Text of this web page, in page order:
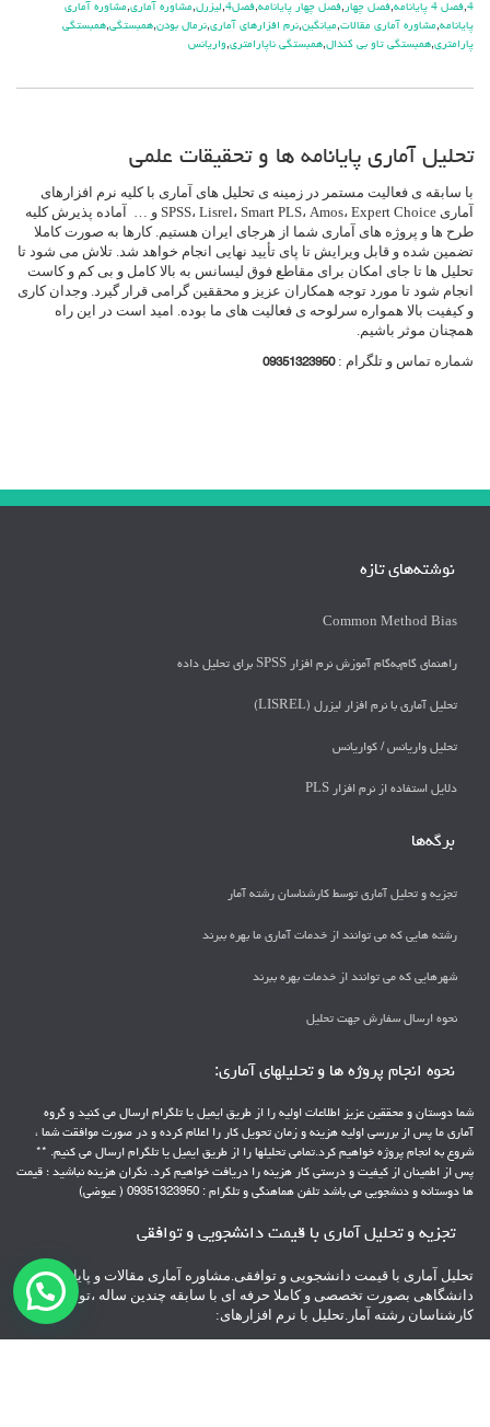
4
,فصل 4 پایانامه ,فصل چهار ,فصل چهار پایانامه,فصل4 ,لیزرل,مشاوره آماری,مشاوره آماری
پایانامه,مشاوره آماری مقالات,میانگین,نرم افزارهای آماری,نرمال بودن,همبستگی,همبستگی
پارامتری,همبستگی تاو بی کندال,همبستگی ناپارامتری,واریانس
تحلیل آماری پایانامه ها و تحقیقات علمی
با سابقه ی فعالیت مستمر در زمینه ی تحلیل های آماری با کلیه نرم افزارهای
آماری SPSS، Lisrel، Smart PLS، Amos، Expert Choice و … آماده پذیرش کلیه
طرح ها و پروژه های آماری شما از هرجای ایران هستیم. کارها به صورت کاملا
تضمین شده و قابل ویرایش تا پای تأیید نهایی انجام خواهد شد. تلاش می شود تا
تحلیل ها تا جای امکان برای مقاطع فوق لیسانس به بالا کامل و بی کم و کاست
انجام شود تا مورد توجه همکاران عزیز و محققین گرامی قرار گیرد. وجدان کاری
و کیفیت بالا همواره سرلوحه ی فعالیت های ما بوده. امید است در این راه
همچنان موثر باشیم.
شماره تماس و تلگرام :09351323950
نوشته‌های تازه
Common Method Bias
راهنمای گام‌به‌گام آموزش نرم افزار SPSS برای تحلیل داده
تحلیل آماری با نرم افزار لیزرل (LISREL)
تحليل واريانس / كواريانس
دلايل استفاده از نرم افزار PLS
برگه‌ها
تجزیه و تحلیل آماری توسط کارشناسان رشته آمار
رشته هایی که می توانند از خدمات آماری ما بهره ببرند
شهرهایی که می توانند از خدمات بهره ببرند
نحوه ارسال سفارش جهت تحلیل
نحوه انجام پروژه ها و تحلیلهای آماری:
شما دوستان و محققین عزیز اطلاعات اولیه را از طریق ایمیل یا تلگرام ارسال می کنید و گروه
آماری ما پس از بررسی اولیه هزینه و زمان تحویل کار را اعلام کرده و در صورت موافقت شما ،
شروع به انجام پروژه خواهیم کرد.تمامی تحلیلها را از طریق ایمیل یا تلگرام ارسال می کنیم. **
پس از اطمینان از کیفیت و درستی کار هزینه را دریافت خواهیم کرد. نگران هزینه نباشید ؛ قیمت
ها دوستانه و دنشجویی می باشد تلفن هماهنگی و تلگرام : 09351323950 ( عیوضی)
تجزیه و تحلیل آماری با قیمت دانشجویی و توافقی
تحلیل آماری با قیمت دانشجویی و توافقی.مشاوره آماری مقالات و پایانامه های
دانشگاهی بصورت تخصصی و کاملا حرفه ای با سابقه چندین ساله ،توسط
کارشناسان رشته آمار.تحلیل با نرم افزارهای:
spss – pls – Lisrel – Amos – minitab – AHP – topsis